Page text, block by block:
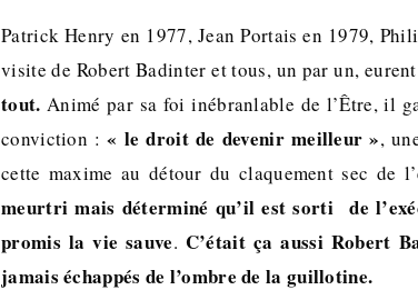
Patrick Henry en 1977, Jean Portais en 1979,
visite de Robert Badinter et tous, un par un,
tout. Animé par sa foi inébranlable de l’Être, il
conviction :« le droit de devenir meilleur »,
cette maxime au détour du claquement sec de
meurtri mais déterminé qu’il est sorti de
promis la vie sauve. C’était ça aussi Robert
jamais échappés de l’ombre de la guillotine.